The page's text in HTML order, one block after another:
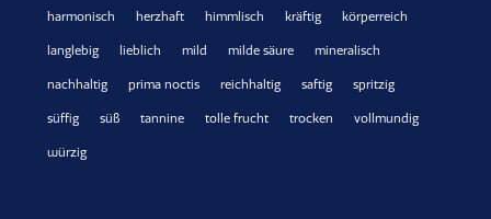
harmonisch herzhaft himmlisch kräftig körperreich
langlebig lieblich mild milde säure mineralisch
nachhaltig prima noctis reichhaltig saftig spritzig
süffig süß tannine tolle frucht trocken vollmundig
würzig